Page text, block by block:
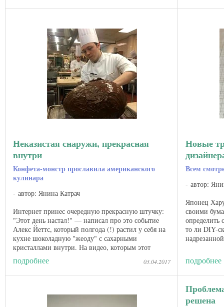
Неказистая снаружи, прекрасная
внутри
Конфета-монстр прославила американского
кулинара
автор: Янина Катрач
Интернет принес очередную прекрасную штучку:
"Этот день настал!" — написал про это событие
Алекс Йеттс, который полгода (!) растил у себя на
кухне шоколадную "жеоду" с сахарными
кристаллами внутри. На видео, которым этот
студент престижной ...
подробнее 03.04.2017
Новые
Всем
автор:
Японец
своими
то ли DIY-
подробнее
решена